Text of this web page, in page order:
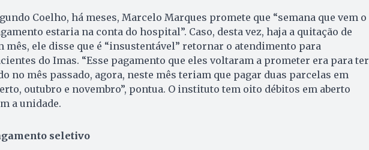
Coelho, há meses, Marcelo Marques promete que “semana que vem o
estaria na conta do hospital”. Caso, desta vez, haja a quitação de
mês, ele disse que é “insustentável” retornar o atendimento para
do Imas. “Esse pagamento que eles voltaram a prometer era para ter
no mês passado, agora, neste mês teriam que pagar duas parcelas em
outubro e novembro”, pontua. O instituto tem oito débitos em aberto
a unidade.
seletivo